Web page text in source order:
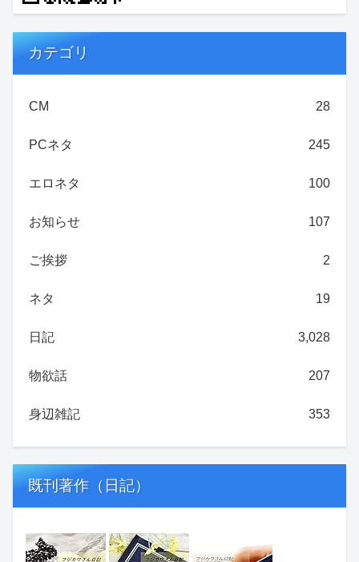
カテゴリ
CM 28
PCネタ 245
エロネタ 100
お知らせ 107
ご挨拶 2
ネタ 19
日記 3,028
物欲話 207
身辺雑記 353
既刊著作（日記）